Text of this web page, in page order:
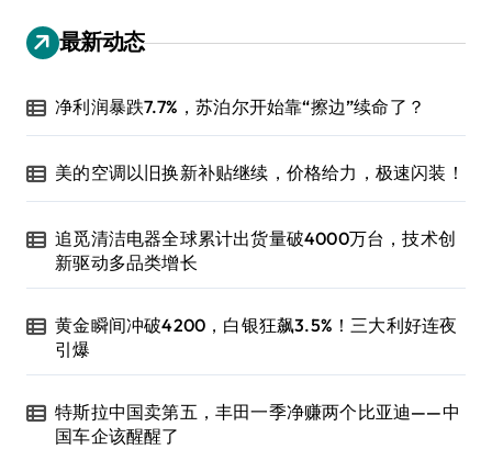
最新动态
净利润暴跌7.7%，苏泊尔开始靠“擦边”续命了？
美的空调以旧换新补贴继续，价格给力，极速闪装！
追觅清洁电器全球累计出货量破4000万台，技术创
新驱动多品类增长
黄金瞬间冲破4200，白银狂飙3.5%！三大利好连夜
引爆
特斯拉中国卖第五，丰田一季净赚两个比亚迪——中
国车企该醒醒了